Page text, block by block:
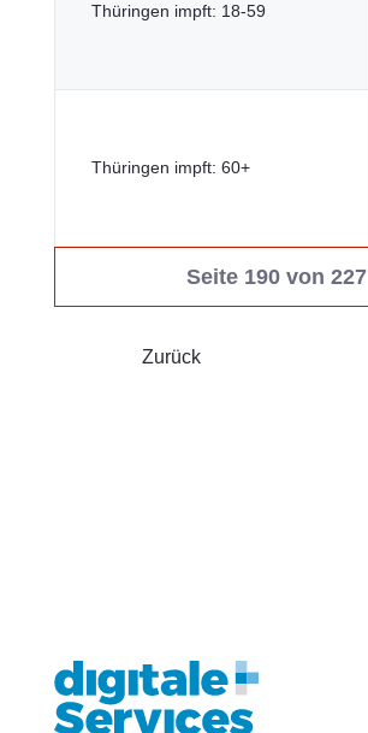
Thüringen impft: 18-59
Thüringen impft: 60+
Seite 190 von 227
Zurück